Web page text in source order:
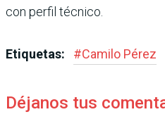
con perfil técnico.
Etiquetas: #Camilo Pérez
Déjanos tus